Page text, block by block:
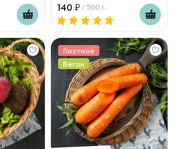
140 / 500 г.
Постное
Веган